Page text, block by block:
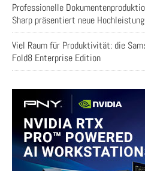
Professionelle
Sharp präsentiert neue
Viel Raum für Produktivität: die
Fold8 Enterprise Edition